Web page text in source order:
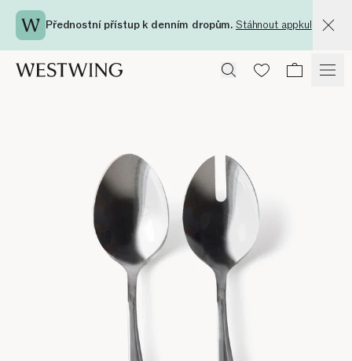
Přednostní přístup k denním dropům. Stáhnout appku!